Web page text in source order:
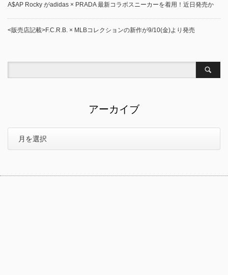
A$AP Rocky がadidas × PRADA 最新コラボスニーカーを着用！近日発売か
<販売店記載>F.C.R.B. × MLBコレクションの新作が9/10(金)より発売
アーカイブ